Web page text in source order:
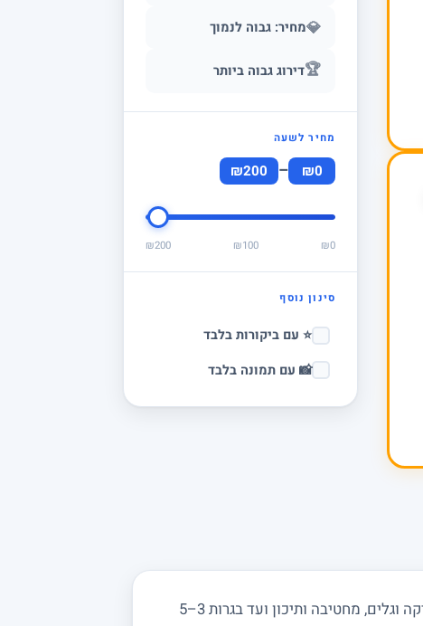
💎מחיר: גבוה לנמוך
🏆דירוג גבוה ביותר
מחיר לשעה
₪0
–
₪200
₪0
₪100
₪200
סינון נוסף
⭐ עם ביקורות בלבד
📸 עם תמונה בלבד
מחפשים מורה פרטי לפיזיקה בפסגות ובסביבה? מורים באתר מורה מורה מלמדים מכניקה, חשמל, אופטיקה וגלים, מחטיבה ותיכון ועד בגרות 3–5